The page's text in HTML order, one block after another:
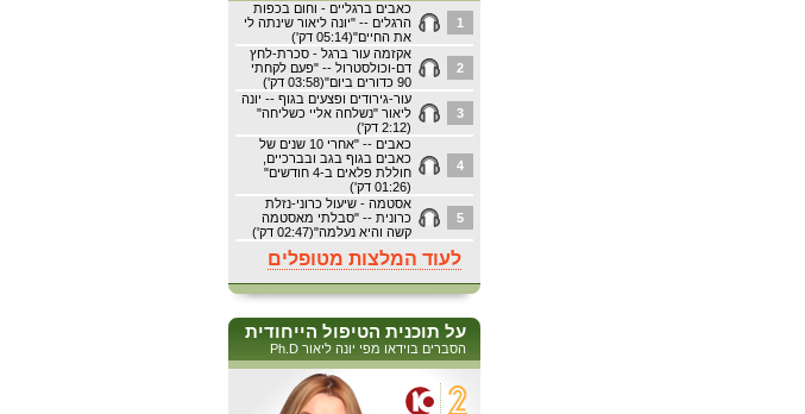
כאבים ברגליים - וחום בכפות
הרגלים -- "יונה ליאור שינתה לי
את החיים"(05:14 דק')
1
אקזמה עור ברגל - סכרת-לחץ
דם-וכולסטרול -- "פעם לקחתי
90 כדורים ביום"(03:58 דק')
2
עור-גירודים ופצעים בגוף -- יונה
ליאור "נשלחה אליי כשליחה"
(2:12 דק')
3
כאבים -- "אחרי 10 שנים של
כאבים בגוף בגב ובברכיים,
חוללת פלאים ב-4 חודשים"
(01:26 דק')
4
אסטמה - שיעול כרוני-נזלת
כרונית -- "סבלתי מאסטמה
קשה והיא נעלמה"(02:47 דק')
5
לעוד המלצות מטופלים
על תוכנית הטיפול הייחודית
הסברים בוידאו מפי יונה ליאור Ph.D